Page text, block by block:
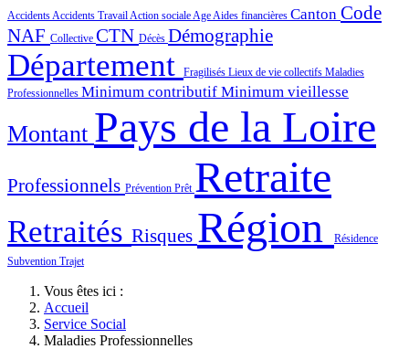
Accidents Accidents Travail Action sociale Age Aides financières Canton Code
NAF Collective CTN Décès Démographie
Département Fragilisés Lieux de vie collectifs Maladies
Professionnelles Minimum contributif Minimum vieillesse
Montant Pays de la Loire
Professionnels Prévention Prêt Retraite
Retraités Risques Région
Résidence
Subvention Trajet
Vous êtes ici :
Accueil
Service Social
Maladies Professionnelles